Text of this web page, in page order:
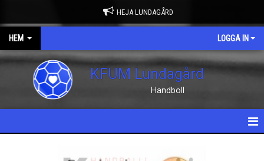
HEJA LUNDAGÅRD
HEM LOGGA IN
KFUM Lundagård
Handboll